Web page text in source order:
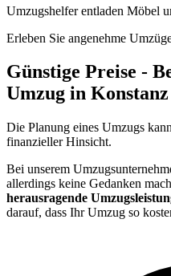
Umzugshelfer entladen Möbel
Erleben Sie angenehme
Günstige Preise -
Umzug in
Die Planung eines Umzugs
finanzieller Hinsicht.
Bei unserem
allerdings keine Gedanken
herausragende
darauf, dass Ihr Umzug so